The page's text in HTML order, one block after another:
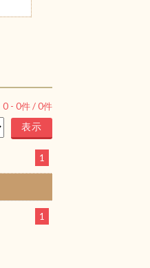
0 - 0件 /0件
1
1